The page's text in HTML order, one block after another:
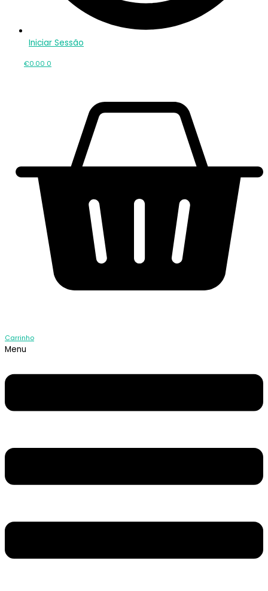
Iniciar Sessão
€0.00 0
Carrinho
Menu